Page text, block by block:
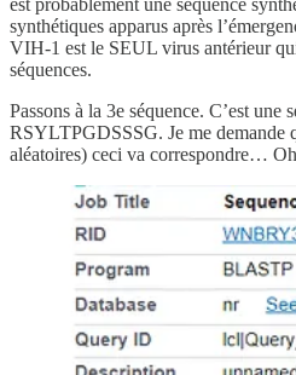
synthétiques apparus après
VIH-1 est le SEUL virus antérieur
séquences.
Passons à la 3e séquence. C’est une
RSYLTPGDSSSG. Je me demande
aléatoires) ceci va correspondre…